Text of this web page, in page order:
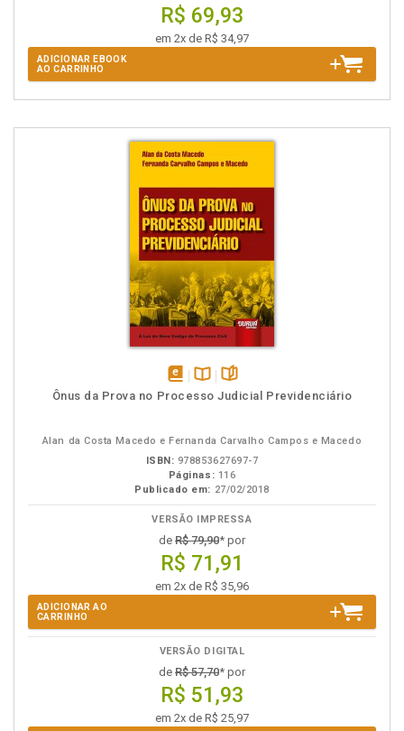
R$ 69,93
em 2x de R$ 34,97
ADICIONAR EBOOK
AO CARRINHO
disponívelDisponível
páginas
Ônus da Prova no Processo Judicial Previdenciário
Alan da Costa Macedo e Fernanda Carvalho Campos e Macedo
ISBN: 978853627697-7
Páginas: 116
Publicado em: 27/02/2018
VERSÃO IMPRESSA
de R$ 79,90* por
R$ 71,91
em 2x de R$ 35,96
ADICIONAR AO
CARRINHO
VERSÃO DIGITAL
de R$ 57,70* por
R$ 51,93
em 2x de R$ 25,97